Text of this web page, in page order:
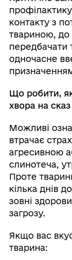
контакту з
твариною,
передбачати
одночасне
Що робити,
хвора на сказ
Можливі
втрачає
агресивною
слинотеча,
Проте
кілька днів
зовні
загрозу.
Якщо вас
тварина: